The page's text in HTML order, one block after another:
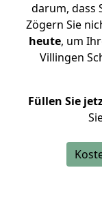
darum, dass
Zögern Sie
heute, um
Villingen
Füllen Sie